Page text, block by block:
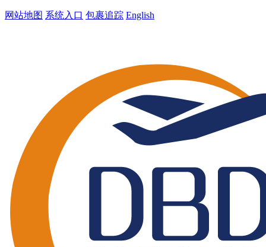
网站地图 系统入口 包裹追踪 English